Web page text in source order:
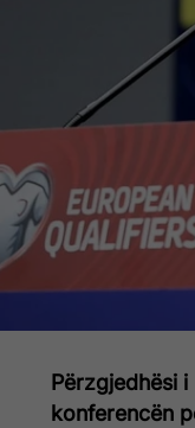
Përzgjedhësi
konferencën